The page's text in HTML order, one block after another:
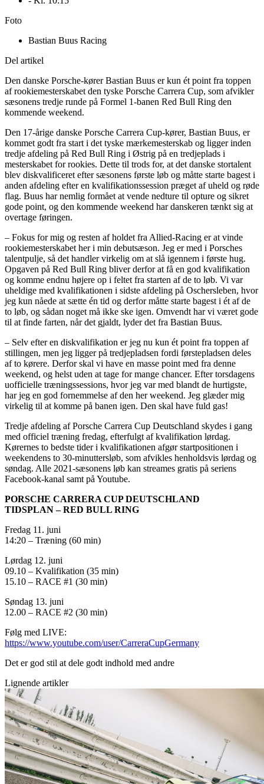
Foto
Bastian Buus Racing
Del artikel
Den danske Porsche-kører Bastian Buus er kun ét point fra toppen
af rookiemesterskabet den tyske Porsche Carrera Cup, som afvikler
sæsonens tredje runde på Formel 1-banen Red Bull Ring den
kommende weekend.
Den 17-årige danske Porsche Carrera Cup-kører, Bastian Buus, er
kommet godt fra start i det tyske mærkemesterskab og ligger inden
tredje afdeling på Red Bull Ring i Østrig på en tredjeplads i
mesterskabet for rookies. Dette til trods for, at det danske stortalent
blev diskvalificeret efter sæsonens første løb og måtte starte bagest i
anden afdeling efter en kvalifikationssession præget af uheld og røde
flag. Buus har nemlig formået at vende nedture til opture og sikret
gode point, og den kommende weekend har danskeren tænkt sig at
overtage føringen.
– Fokus for mig og resten af holdet fra Allied-Racing er at vinde
rookiemesterskabet her i min debutsæson. Jeg er med i Porsches
talentpulje, så det handler virkelig om at slå igennem i første hug.
Opgaven på Red Bull Ring bliver derfor at få en god kvalifikation
og komme endnu højere op i feltet fra starten af de to løb. Vi var
uheldige med kvalifikationen i sidste afdeling på Oschersleben, hvor
jeg kun nåede at sætte én tid og derfor måtte starte bagest i ét af de
to løb, og sådan noget må ikke ske igen. Omvendt har vi været gode
til at finde farten, når det gjaldt, lyder det fra Bastian Buus.
– Selv efter en diskvalifikation er jeg nu kun ét point fra toppen af
stillingen, men jeg ligger på tredjepladsen fordi førstepladsen deles
af to kørere. Derfor skal vi have en masse point med fra denne
weekend, og helst uden at tage for mange chancer. Efter torsdagens
uofficielle træningssessions, hvor jeg var med blandt de hurtigste,
har jeg en god fornemmelse af den her weekend. Jeg glæder mig
virkelig til at komme på banen igen. Den skal have fuld gas!
Tredje afdeling af Porsche Carrera Cup Deutschland skydes i gang
med officiel træning fredag, efterfulgt af kvalifikation lørdag.
Kørernes to bedste tider i kvalifikationen afgør startpositionen i
weekendens to 30-minuttersløb, som afvikles henholdsvis lørdag og
søndag. Alle 2021-sæsonens løb kan streames gratis på seriens
Facebook-kanal samt på Youtube.
PORSCHE CARRERA CUP DEUTSCHLAND
TIDSPLAN – RED BULL RING
Fredag 11. juni
14:20 – Træning (60 min)
Lørdag 12. juni
09.10 – Kvalifikation (35 min)
15.10 – RACE #1 (30 min)
Søndag 13. juni
12.00 – RACE #2 (30 min)
Følg med LIVE:
https://www.youtube.com/user/CarreraCupGermany
Det er god stil at dele godt indhold med andre
Lignende artikler